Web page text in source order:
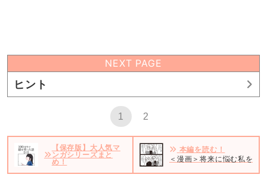
NEXT PAGE
ヒント
1 2
【保存版】大人気マ
ンガシリーズまと
め！
本編を読む！
＜漫画＞将来に悩む私をバ